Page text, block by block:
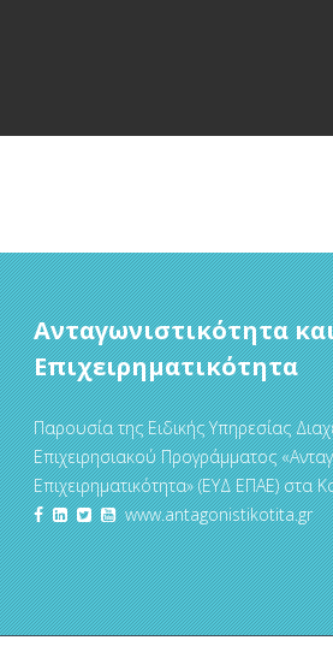
Ανταγωνιστικότητα
Επιχειρηματικότητα
Παρουσία της Ειδικής Υπηρεσίας
Επιχειρησιακού Προγράμματος
Επιχειρηματικότητα» (ΕΥΔ ΕΠΑΕ) στα
www.antagonistikotita.gr